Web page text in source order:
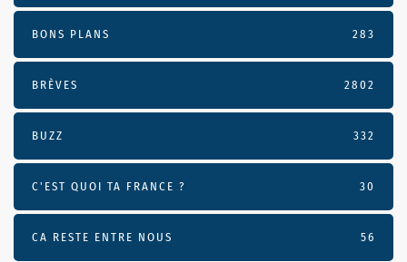
BONS PLANS 283
BRÈVES 2802
BUZZ 332
C'EST QUOI TA FRANCE ? 30
CA RESTE ENTRE NOUS 56